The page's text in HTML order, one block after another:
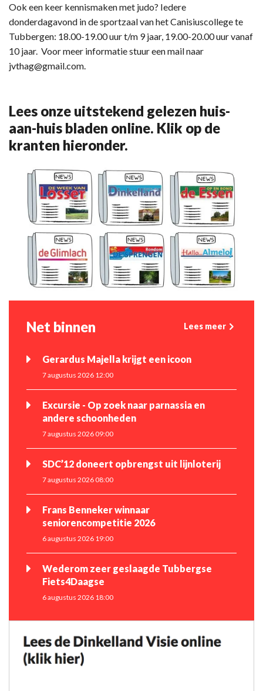
Ook een keer kennismaken met judo? Iedere
donderdagavond in de sportzaal van het Canisiuscollege te
Tubbergen: 18.00-19.00 uur t/m 9 jaar, 19.00-20.00 uur vanaf
10 jaar. Voor meer informatie stuur een mail naar
jvthag@gmail.com.
Lees onze uitstekend gelezen huis-
aan-huis bladen online. Klik op de
kranten hieronder.
Net binnen Lees meer
Gerardus Majella krijgt een icoon
7 augustus 2026 12:00
Excursie - Op zoek naar parnassia en
andere schoonheden
7 augustus 2026 09:00
SDC’12 doneert opbrengst uit lijnloterij
7 augustus 2026 08:00
Frans Benneker winnaar
seniorencompetitie 2026
6 augustus 2026 19:00
Wederom zeer geslaagde Tubbergse
Fiets4Daagse
6 augustus 2026 18:00